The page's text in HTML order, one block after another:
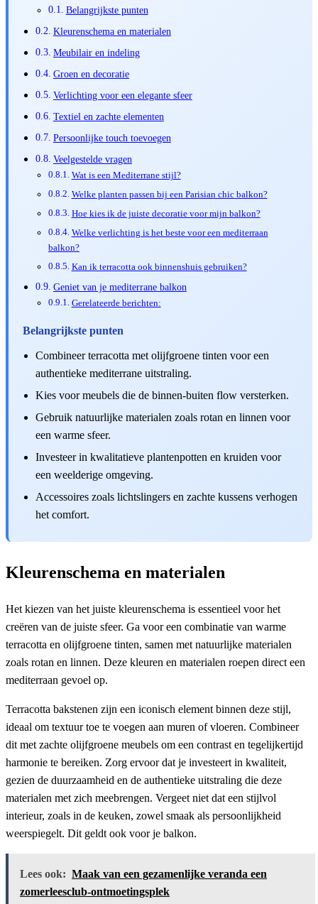
Belangrijkste punten
Kleurenschema en materialen
Meubilair en indeling
Groen en decoratie
Verlichting voor een elegante sfeer
Textiel en zachte elementen
Persoonlijke touch toevoegen
Veelgestelde vragen
Wat is een Mediterrane stijl?
Welke planten passen bij een Parisian chic balkon?
Hoe kies ik de juiste decoratie voor mijn balkon?
Welke verlichting is het beste voor een mediterraan
balkon?
Kan ik terracotta ook binnenshuis gebruiken?
Geniet van je mediterrane balkon
Gerelateerde berichten:
Belangrijkste punten
Combineer terracotta met olijfgroene tinten voor een
authentieke mediterrane uitstraling.
Kies voor meubels die de binnen-buiten flow versterken.
Gebruik natuurlijke materialen zoals rotan en linnen voor
een warme sfeer.
Investeer in kwalitatieve plantenpotten en kruiden voor
een weelderige omgeving.
Accessoires zoals lichtslingers en zachte kussens verhogen
het comfort.
Kleurenschema en materialen
Het kiezen van het juiste kleurenschema is essentieel voor het
creëren van de juiste sfeer. Ga voor een combinatie van warme
terracotta en olijfgroene tinten, samen met natuurlijke materialen
zoals rotan en linnen. Deze kleuren en materialen roepen direct een
mediterraan gevoel op.
Terracotta bakstenen zijn een iconisch element binnen deze stijl,
ideaal om textuur toe te voegen aan muren of vloeren. Combineer
dit met zachte olijfgroene meubels om een contrast en tegelijkertijd
harmonie te bereiken. Zorg ervoor dat je investeert in kwaliteit,
gezien de duurzaamheid en de authentieke uitstraling die deze
materialen met zich meebrengen. Vergeet niet dat een stijlvol
interieur, zoals in de keuken, zowel smaak als persoonlijkheid
weerspiegelt. Dit geldt ook voor je balkon.
Lees ook: Maak van een gezamenlijke veranda een
zomerleesclub-ontmoetingsplek